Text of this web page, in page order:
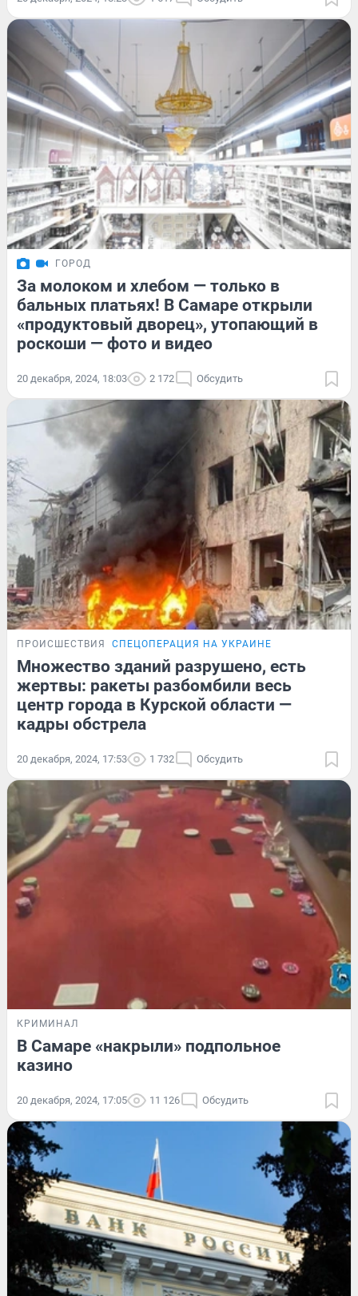
ГОРОД
За молоком и хлебом — только в
бальных платьях! В Самаре открыли
«продуктовый дворец», утопающий в
роскоши — фото и видео
20 декабря, 2024, 18:03 2 172 Обсудить
ПРОИСШЕСТВИЯ СПЕЦОПЕРАЦИЯ НА УКРАИНЕ
Множество зданий разрушено, есть
жертвы: ракеты разбомбили весь
центр города в Курской области —
кадры обстрела
20 декабря, 2024, 17:53 1 732 Обсудить
КРИМИНАЛ
В Самаре «накрыли» подпольное
казино
20 декабря, 2024, 17:05 11 126 Обсудить